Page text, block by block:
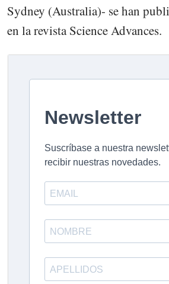
Sydney (Australia)- se han
en la revista Science Advances.